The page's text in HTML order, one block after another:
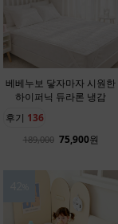
베베누보 닿자마자 시원한
하이퍼닉 듀라론 냉감
후기 136
189,000 75,900원